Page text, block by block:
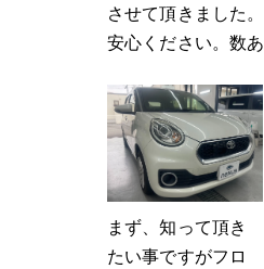
させて頂きました
安心ください。数
まず、知って頂き
たい事ですがフロ